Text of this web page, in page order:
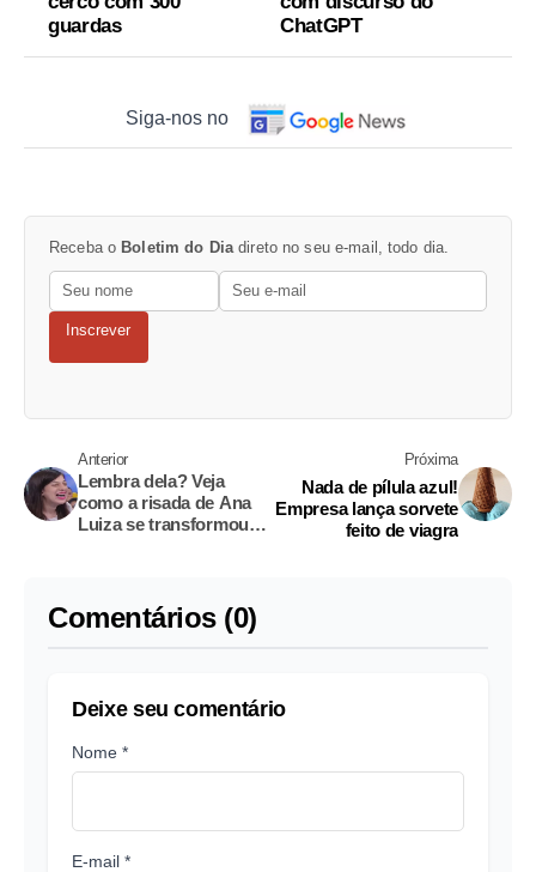
guardas
ChatGPT
Siga-nos no
Receba o Boletim do Diadireto no seu e-mail, todo dia.
Inscrever
Anterior
Lembra dela? Veja
como a risada de Ana
Luiza se transformou
Próxima
Nada de pílula azul!
Empresa lança sorvete
feito de viagra
Comentários (0)
Deixe seu comentário
Nome *
E-mail *